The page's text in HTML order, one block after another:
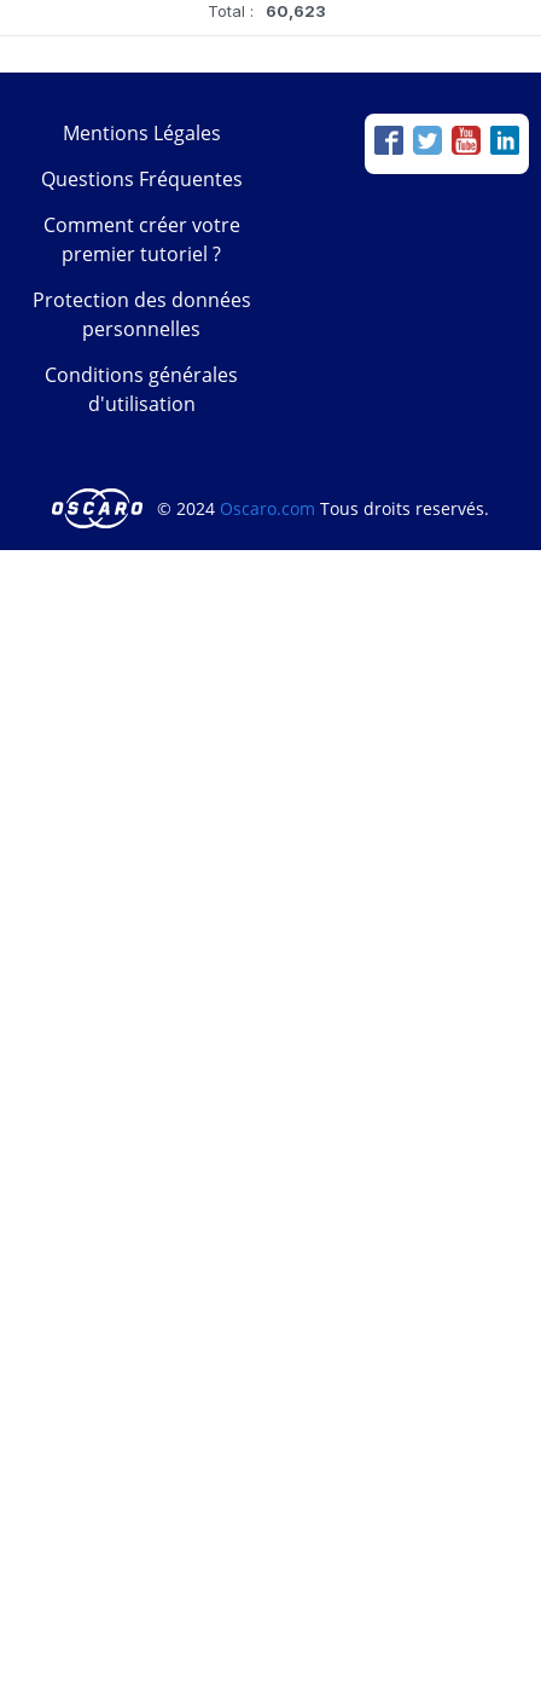
Total : 60,623
Mentions Légales
Questions Fréquentes
Comment créer votre
premier tutoriel ?
Protection des données
personnelles
Conditions générales
d'utilisation
© 2024 Oscaro.com Tous droits reservés.